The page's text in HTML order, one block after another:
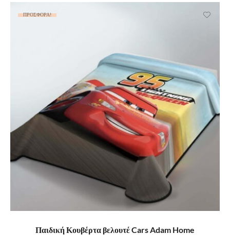
ΠΡΟΣΦΟΡΆ!
ΠΡΟΣΘΉΚΗ ΣΤΟ ΚΑΛΆΘΙ
Παιδική Κουβέρτα βελουτέ Cars Adam Home